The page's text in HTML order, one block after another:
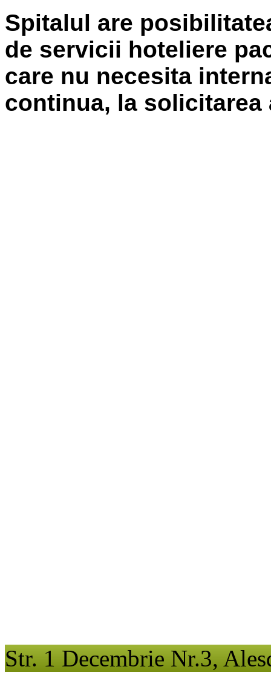
Spitalul are
de servicii hoteliere
care nu necesita
continua, la solicitarea
Str. 1 Decembrie Nr.3,